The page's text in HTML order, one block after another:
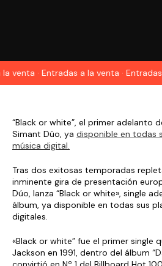
venta · Entradas a la venta ·
“Black or white”, el primer adelanto
Simant Dúo, ya disponible en todas
música digital.
Tras dos exitosas temporadas
inminente gira de presentación
Dúo, lanza “Black or white», single
álbum, ya disponible en todas sus
digitales.
«Black or white” fue el primer single
Jackson en 1991, dentro del álbum